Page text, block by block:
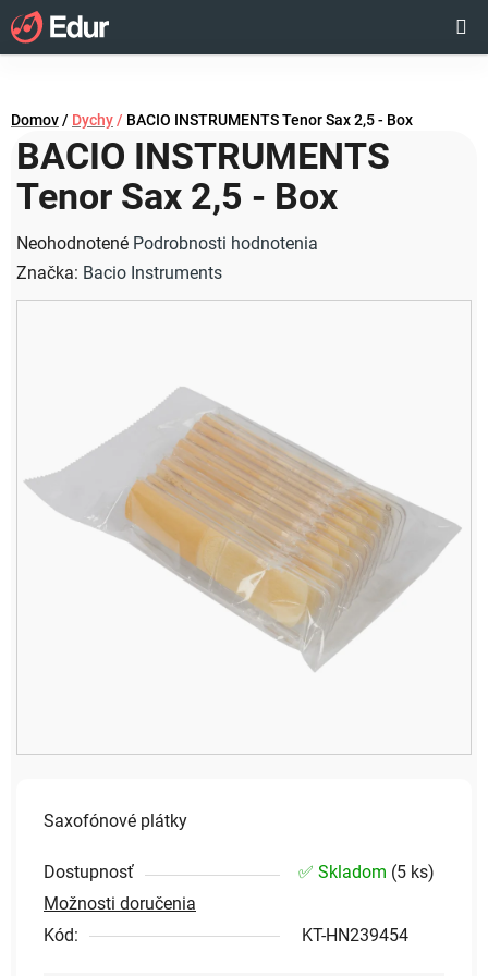
Prejsť
na
obsah
KOŠÍK
Domov/ Dychy / BACIO INSTRUMENTS Tenor Sax 2,5 - Box
Saxofónové plátky
Dostupnosť ✅ Skladom (5 ks)
Možnosti doručenia
Kód:
KT-HN239454
BACIO INSTRUMENTS
Tenor Sax 2,5 - Box
Priemerné
hodnotenie
produktu
hviezdičiek.
Neohodnotené Podrobnosti hodnotenia
Značka: Bacio Instruments